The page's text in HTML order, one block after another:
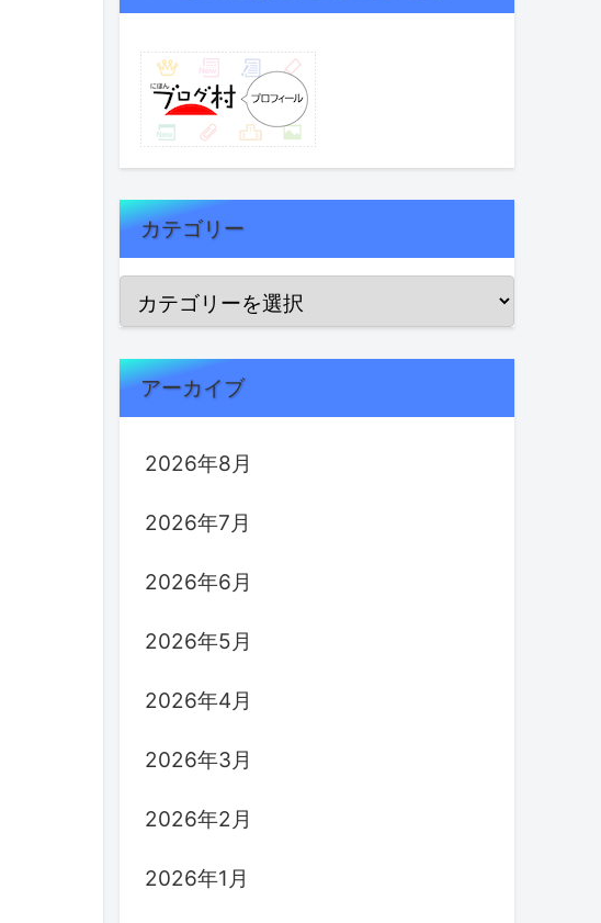
カテゴリー
アーカイブ
2026年8月
2026年7月
2026年6月
2026年5月
2026年4月
2026年3月
2026年2月
2026年1月